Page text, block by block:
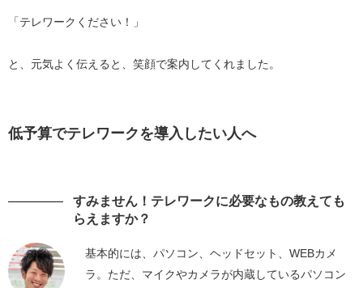
「テレワークください！」
と、元気よく伝えると、笑顔で案内してくれました。
低予算でテレワークを導入したい人へ
すみません！テレワークに必要なもの教えても
らえますか？
基本的には、パソコン、ヘッドセット、WEBカメ
ラ。ただ、マイクやカメラが内蔵しているパソコン